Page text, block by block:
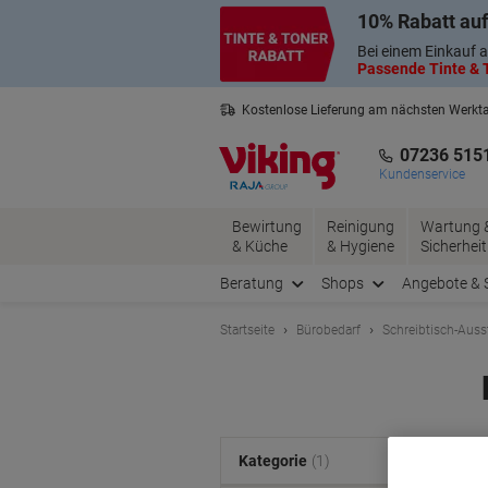
10% Rabatt
Bei einem Einkauf
Passende Tinte &
Kostenlose Lieferung am nächsten
07236
Kundenservice
Bewirtung
& Küche
Reinigung
& Hygiene
Wartung
Sicherheit
Beratung Shops Angebote &
Startseite Bürobedarf Schreibtisch-
Kategorie (1)